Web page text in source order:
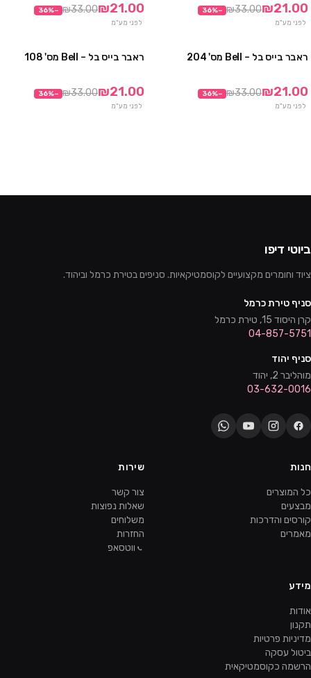
₪21.00
₪33.00
−
36%
לפני מע"מ
₪21.00
₪33.00
−
36%
לפני מע"מ
ראבר בייס בל – Bell מס' 204
₪21.00
₪33.00
−
36%
לפני מע"מ
ראבר בייס בל – Bell מס' 108
₪21.00
₪33.00
−
36%
לפני מע"מ
ביוטי דיפו
ציוד וחומרים מקצועיים לקוסמטיקאיות. סניפים בטירת כרמל וביהוד.
סניף טירת כרמל
קרן היסוד 15, טירת כרמל
04-857-5751
סניף יהוד
מוהליבר 2, יהוד
03-632-0016
חנות
כל המוצרים
מבצעים
קורסים והדרכות
מאמרים
שירות
צור קשר
שאלות נפוצות
משלוחים
החזרות
ווטסאפ
מידע
אודות
תקנון
מדיניות פרטיות
ביטול עסקה
הרשמה כקוסמטיקאית